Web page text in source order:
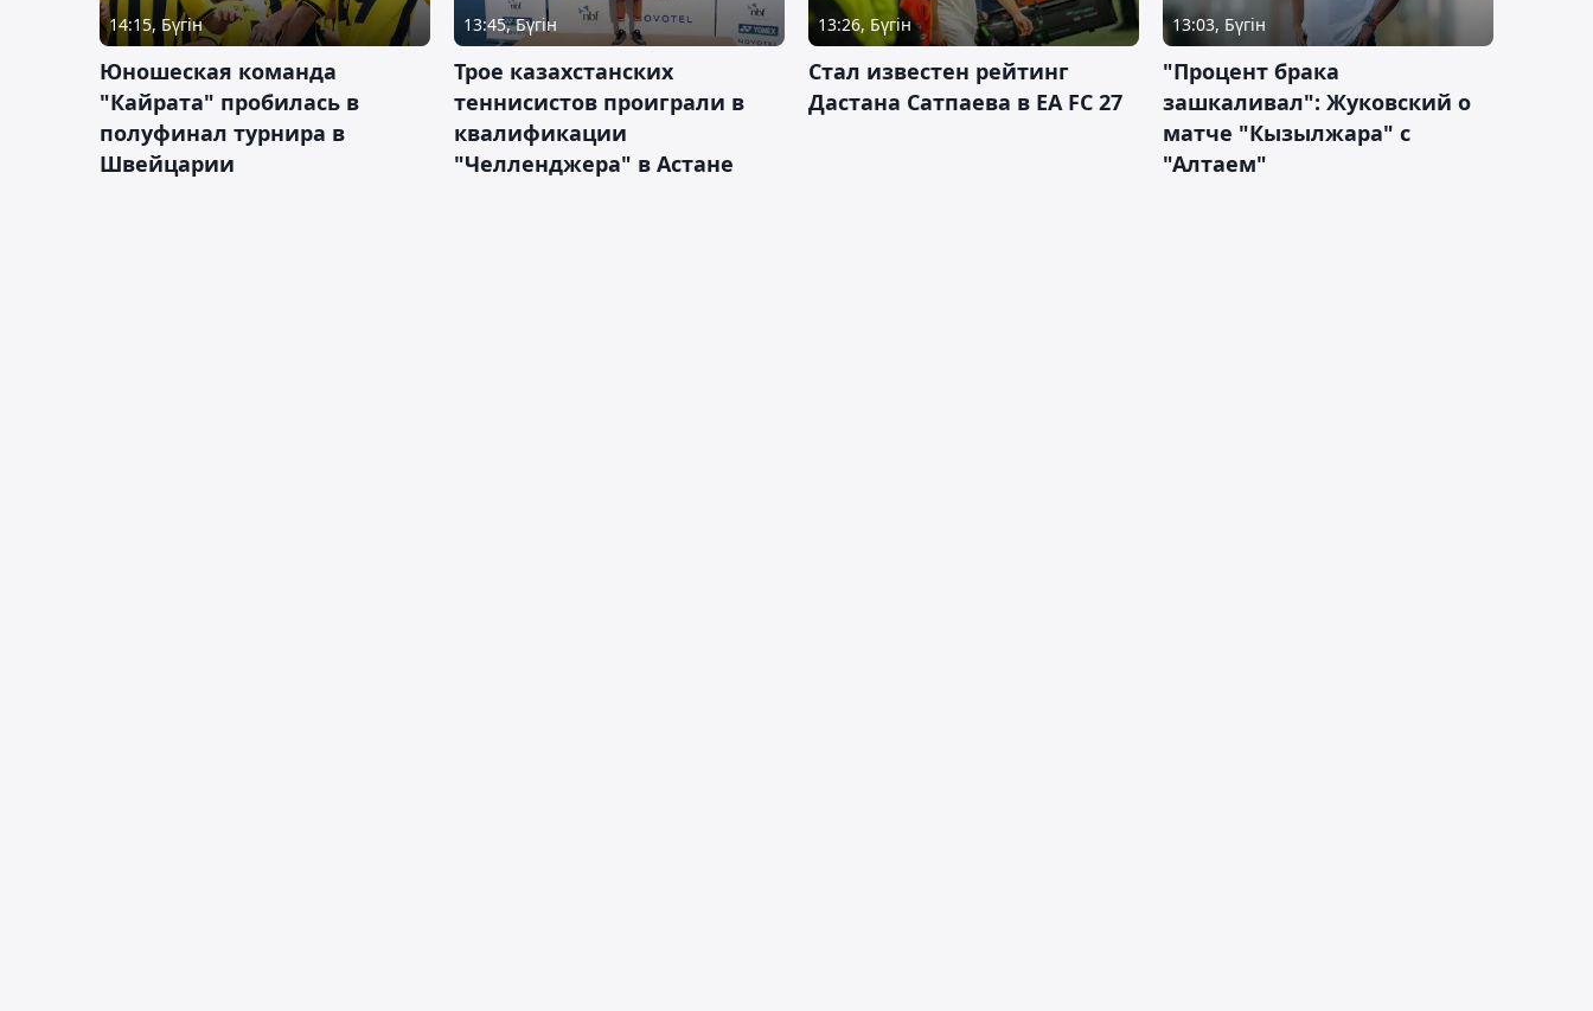
14:15, Бүгін
Юношеская команда
"Кайрата" пробилась в
полуфинал турнира в
Швейцарии
13:45, Бүгін
Трое казахстанских
теннисистов проиграли в
квалификации
"Челленджера" в Астане
13:26, Бүгін
Стал известен рейтинг
Дастана Сатпаева в EA FC 27
13:03, Бүгін
"Процент брака
зашкаливал": Жуковский о
матче "Кызылжара" с
"Алтаем"